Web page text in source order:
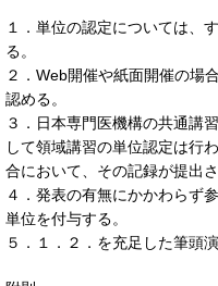
１．単位の認定については、
る。
２．Web開催や紙面開催の場
認める。
３．日本専門医機構の共通講
して領域講習の単位認定は行
合において、その記録が提出
４．発表の有無にかかわらず
単位を付与する。
５．１．２．を充足した筆頭